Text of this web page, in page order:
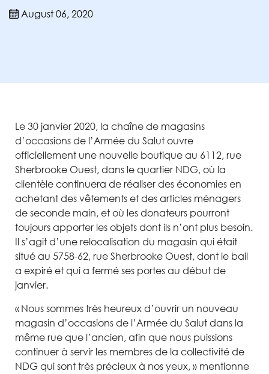
August 06, 2020
Le 30 janvier 2020, la chaîne de magasins
d’occasions de l’Armée du Salut ouvre
officiellement une nouvelle boutique au 6112, rue
Sherbrooke Ouest, dans le quartier NDG, où la
clientèle continuera de réaliser des économies en
achetant des vêtements et des articles ménagers
de seconde main, et où les donateurs pourront
toujours apporter les objets dont ils n’ont plus besoin.
Il s’agit d’une relocalisation du magasin qui était
situé au 5758-62, rue Sherbrooke Ouest, dont le bail
a expiré et qui a fermé ses portes au début de
janvier.
« Nous sommes très heureux d’ouvrir un nouveau
magasin d’occasions de l’Armée du Salut dans la
même rue que l’ancien, afin que nous puissions
continuer à servir les membres de la collectivité de
NDG qui sont très précieux à nos yeux, » mentionne